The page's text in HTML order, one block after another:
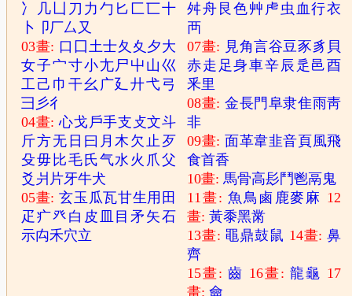
冫
几 凵 刀 力 勹 匕 匚匸十
卜
卩厂厶 又
03畫: 口 囗 土士夂 夊 夕大
女子宀寸小尢尸 屮 山巛
工 己 巾 干幺 广廴廾弋弓
彐 彡彳
04畫:心戈 戶手支 攴文斗
斤方无 日 曰 月木 欠止 歹
殳毋 比毛 氏气水 火 爪父
爻 爿 片牙牛犬
05畫:玄玉 瓜瓦甘生用 田
疋 疒癶 白 皮 目矛 矢石
示禸禾穴立
舛舟 艮色艸 虍 虫 血行衣
襾
07畫: 見角言谷豆豕豸 貝
赤走 足身車辛辰 辵 邑酉
釆里
08畫: 金長門 阜隶隹雨靑
非
09畫: 面革韋韭音頁風飛
食首香
10畫:馬骨高髟 鬥鬯鬲 鬼
11畫: 魚鳥 鹵 鹿麥 麻 12
畫:黃黍黑黹
13畫: 黽鼎鼓鼠 14畫:鼻
齊
15畫:齒 16畫:龍龜 17
畫:龠